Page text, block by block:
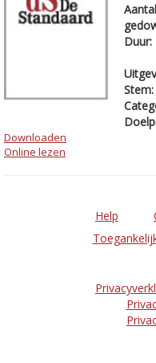
Duur:
Stem:
Downloaden
Online lezen
Help